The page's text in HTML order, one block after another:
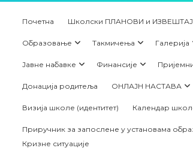
Почетна Школски ПЛАНОВИ и
Образовање Такмичења Галерија
Јавне набавке Финансије
Донација родитеља ОНЛАЈН НАСТАВА
Визија школе (идентитет) Календар
Приручник за запослене у установама
Кризне ситуације